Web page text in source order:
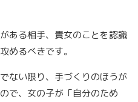
ある相手、貴女のことを認識
めるべきです。
ない限り、手づくりのほうが
で、女の子が「自分のため